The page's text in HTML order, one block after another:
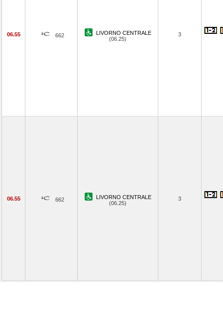
06.55 662
LIVORNO CENTRALE
(06.25)
3
06.55 662
LIVORNO CENTRALE
(06.25)
3